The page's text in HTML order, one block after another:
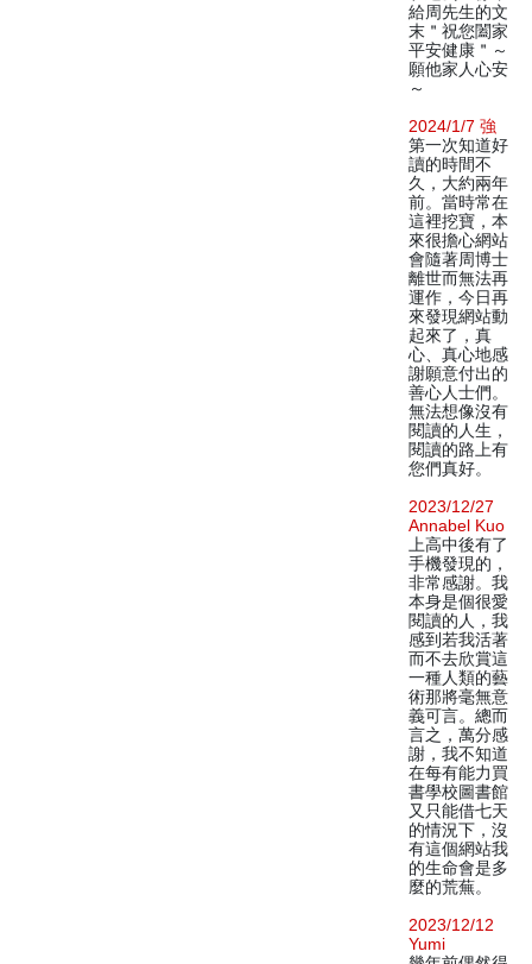
給周先生的文
末＂祝您闔家
平安健康＂～
願他家人心安
～
2024/1/7 強
第一次知道好
讀的時間不
久，大約兩年
前。當時常在
這裡挖寶，本
來很擔心網站
會隨著周博士
離世而無法再
運作，今日再
來發現網站動
起來了，真
心、真心地感
謝願意付出的
善心人士們。
無法想像沒有
閱讀的人生，
閱讀的路上有
您們真好。
2023/12/27
Annabel Kuo
上高中後有了
手機發現的，
非常感謝。我
本身是個很愛
閱讀的人，我
感到若我活著
而不去欣賞這
一種人類的藝
術那將毫無意
義可言。總而
言之，萬分感
謝，我不知道
在每有能力買
書學校圖書館
又只能借七天
的情況下，沒
有這個網站我
的生命會是多
麼的荒蕪。
2023/12/12
Yumi